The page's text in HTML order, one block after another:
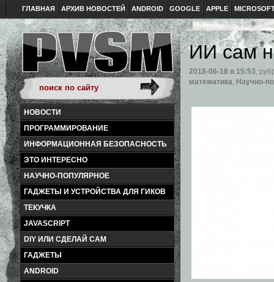
ГЛАВНАЯ АРХИВ НОВОСТЕЙ ANDROID GOOGLE APPLE
НОВОСТИ
ПРОГРАММИРОВАНИЕ
ИНФОРМАЦИОННАЯ БЕЗОПАСНОСТЬ
ЭТО ИНТЕРЕСНО
НАУЧНО-ПОПУЛЯРНОЕ
ГАДЖЕТЫ И УСТРОЙСТВА ДЛЯ ГИКОВ
ТЕКУЧКА
JAVASCRIPT
DIY ИЛИ СДЕЛАЙ САМ
ГАДЖЕТЫ
ANDROID
ИИ сам
2018-06-18 в 15:53,
математика, Научно-